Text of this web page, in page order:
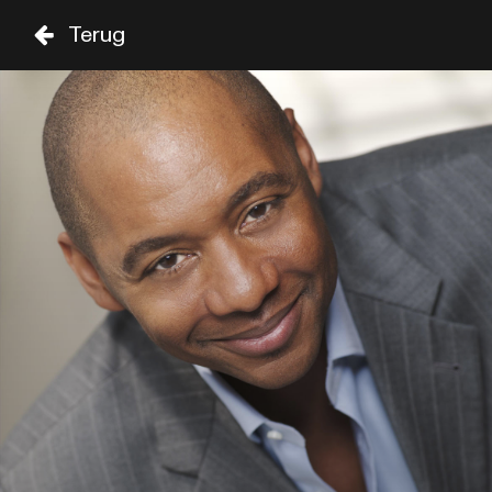
VR
02 SEP
ZA
03 SEP
ZAAL TIJD GENRE A-Z
SHOWS TOT 20:00
CHIC FEATURING NILE
RODGERS
SIR DUKE
DANILO PEREZ TRIO
Terug